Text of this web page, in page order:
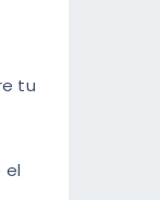
tu
el